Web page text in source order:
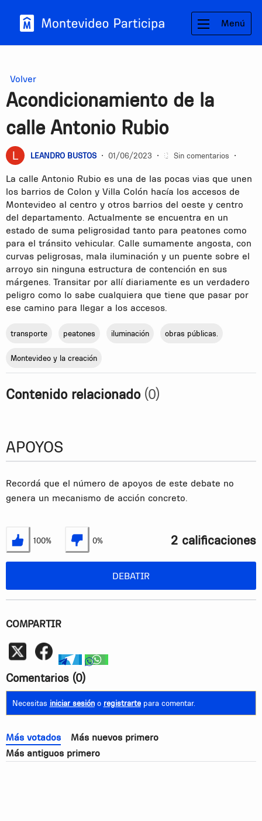
Menú
Volver
Acondicionamiento de la
calle Antonio Rubio
LEANDRO BUSTOS • 01/06/2023 • Sin comentarios •
La calle Antonio Rubio es una de las pocas vias que unen
los barrios de Colon y Villa Colón hacía los accesos de
Montevideo al centro y otros barrios del oeste y centro
del departamento. Actualmente se encuentra en un
estado de suma peligrosidad tanto para peatones como
para el tránsito vehicular. Calle sumamente angosta, con
curvas peligrosas, mala iluminación y un puente sobre el
arroyo sin ninguna estructura de contención en sus
márgenes. Transitar por allí diariamente es un verdadero
peligro como lo sabe cualquiera que tiene que pasar por
ese camino para llegar a los accesos.
transporte peatones iluminación obras públicas.
Montevideo y la creación
Contenido relacionado (0)
APOYOS
Recordá que el número de apoyos de este debate no
genera un mecanismo de acción concreto.
Estoy de acuerdo
100%
No estoy de acuerdo
0% 2 calificaciones
DEBATIR
COMPARTIR
telegramwhatsapp
Comentarios (0)
Necesitas iniciar sesióno registrartepara comentar.
Más votados
Más nuevos primero
Más antiguos primero